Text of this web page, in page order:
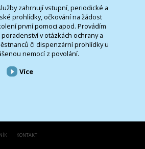
zahrnují vstupní, periodické a
prohlídky, očkování na žádost
první pomoci apod. Provádím
v otázkách ochrany a
či dispenzární prohlídky u
nemocí z povolání.
Více
KONTAKT